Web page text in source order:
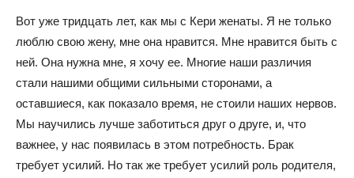
Вот уже тридцать лет, как мы с Кери женаты. Я не только
люблю свою жену, мне она нравится. Мне нравится быть с
ней. Она нужна мне, я хочу ее. Многие наши различия
стали нашими общими сильными сторонами, а
оставшиеся, как показало время, не стоили наших нервов.
Мы научились лучше заботиться друг о друге, и, что
важнее, у нас появилась в этом потребность. Брак
требует усилий. Но так же требует усилий роль родителя,